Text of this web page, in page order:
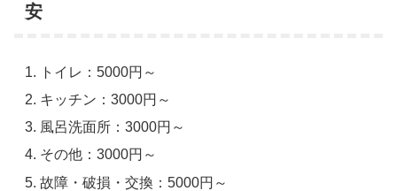
安
トイレ：5000円～
キッチン：3000円～
風呂洗面所：3000円～
その他：3000円～
故障・破損・交換：5000円～